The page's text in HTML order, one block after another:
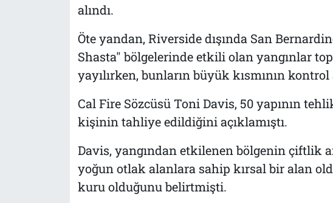
alındı.
Öte yandan, Riverside dışında San
Shasta" bölgelerinde etkili olan yangınlar
yayılırken, bunların büyük kısmının kontrol
Cal Fire Sözcüsü Toni Davis, 50 yapının
kişinin tahliye edildiğini açıklamıştı.
Davis, yangından etkilenen bölgenin çiftlik
yoğun otlak alanlara sahip kırsal bir alan
kuru olduğunu belirtmişti.